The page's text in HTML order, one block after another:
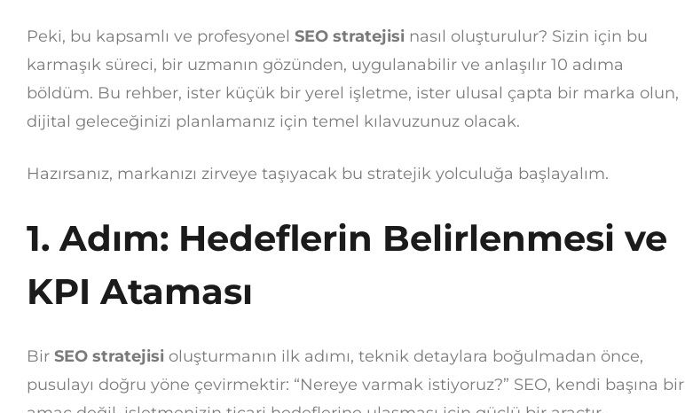
Peki, bu kapsamlı ve profesyonel SEO stratejisi nasıl oluşturulur? Sizin için bu
karmaşık süreci, bir uzmanın gözünden, uygulanabilir ve anlaşılır 10 adıma
böldüm. Bu rehber, ister küçük bir yerel işletme, ister ulusal çapta bir marka olun,
dijital geleceğinizi planlamanız için temel kılavuzunuz olacak.
Hazırsanız, markanızı zirveye taşıyacak bu stratejik yolculuğa başlayalım.
1. Adım: Hedeflerin Belirlenmesi ve
KPI Ataması
Bir SEO stratejisi oluşturmanın ilk adımı, teknik detaylara boğulmadan önce,
pusulayı doğru yöne çevirmektir: “Nereye varmak istiyoruz?” SEO, kendi başına bir